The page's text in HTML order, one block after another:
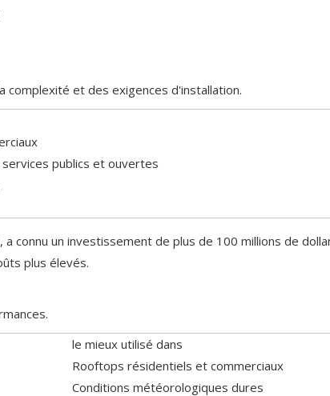
et des exigences d'installation.
publics et ouvertes
connu un investissement de plus de 100 millions de
plus élevés.
le mieux utilisé dans
Rooftops résidentiels et commerciaux
Conditions météorologiques dures